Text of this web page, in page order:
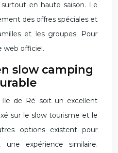
surtout en haute saison. Le
des offres spéciales et
et les groupes. Pour
web officiel.
slow camping
Ile de Ré soit un excellent
sur le slow tourisme et le
options existent pour
expérience similaire.